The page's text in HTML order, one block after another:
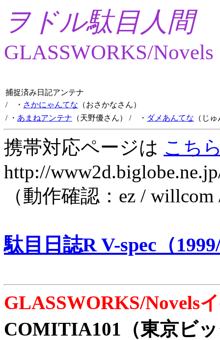
ヲドル駄目人間
GLASSWORKS/Novels
捕捉済み日記アンテナ
/ ・ さかにゃんてな （おさかなさん）
/ ・ あまねアンテナ （天野優さん） / ・ ダメあんてな （じ
携帯対応ページは こち
http://
（動作確認：ez /
駄目日誌R V-spec（
GLASSWORKS/Novels
COMITIA101（東京ビ